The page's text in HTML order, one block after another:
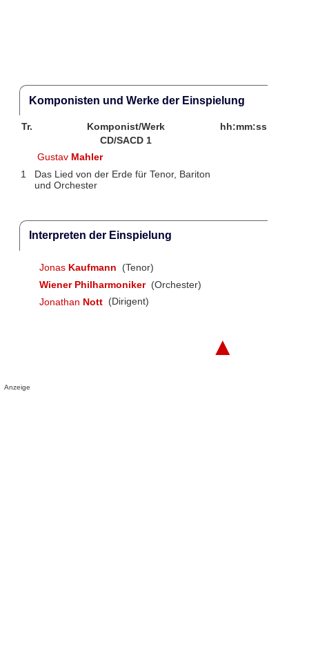
Komponisten und Werke der Einspielung
Tr. Komponist/Werk
hh:mm:ss
CD/SACD 1
Gustav Mahler
1
Das Lied von der Erde für Tenor, Bariton
und Orchester
Interpreten der Einspielung
Jonas Kaufmann
(Tenor)
Wiener Philharmoniker (Orchester)
Jonathan Nott (Dirigent)
▲
Anzeige